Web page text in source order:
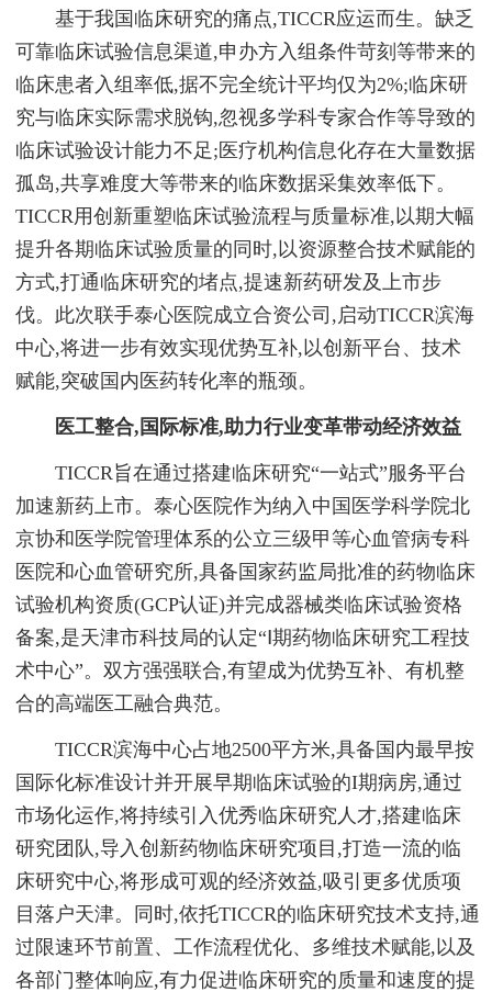
基于我国临床研究的痛点,TICCR应运而生。缺乏
可靠临床试验信息渠道,申办方入组条件苛刻等带来的
临床患者入组率低,据不完全统计平均仅为2%;临床研
究与临床实际需求脱钩,忽视多学科专家合作等导致的
临床试验设计能力不足;医疗机构信息化存在大量数据
孤岛,共享难度大等带来的临床数据采集效率低下。
TICCR用创新重塑临床试验流程与质量标准,以期大幅
提升各期临床试验质量的同时,以资源整合技术赋能的
方式,打通临床研究的堵点,提速新药研发及上市步
伐。此次联手泰心医院成立合资公司,启动TICCR滨海
中心,将进一步有效实现优势互补,以创新平台、技术
赋能,突破国内医药转化率的瓶颈。
医工整合,国际标准,助力行业变革带动经济效益
TICCR旨在通过搭建临床研究“一站式”服务平台
加速新药上市。泰心医院作为纳入中国医学科学院北
京协和医学院管理体系的公立三级甲等心血管病专科
医院和心血管研究所,具备国家药监局批准的药物临床
试验机构资质(GCP认证)并完成器械类临床试验资格
备案,是天津市科技局的认定“Ⅰ期药物临床研究工程技
术中心”。双方强强联合,有望成为优势互补、有机整
合的高端医工融合典范。
TICCR滨海中心占地2500平方米,具备国内最早按
国际化标准设计并开展早期临床试验的I期病房,通过
市场化运作,将持续引入优秀临床研究人才,搭建临床
研究团队,导入创新药物临床研究项目,打造一流的临
床研究中心,将形成可观的经济效益,吸引更多优质项
目落户天津。同时,依托TICCR的临床研究技术支持,通
过限速环节前置、工作流程优化、多维技术赋能,以及
各部门整体响应,有力促进临床研究的质量和速度的提